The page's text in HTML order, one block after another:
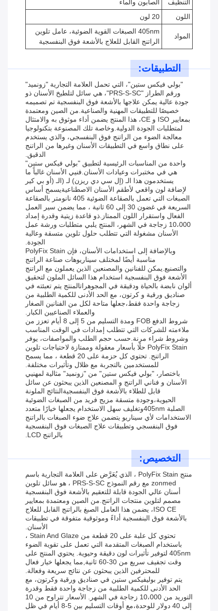
التنظيف
الصابون والماء
اللون
20 لون
المواد
405nm الصبغات القوية الضوئية، عامل تلوين
الراتنج القابل للعلاج بالأشعة فوق البنفسجية
التطبيقات:
"بولي فيكس ستين"، التي تحمل العلامة التجارية "زونميد"
ورقم الطراز "PRS-S-SC"، هي سائل لتلطيخ الأسنان ذو
جودة عالية يمكن علاجها بالأشعة فوق البنفسجية تم تصميمه
خصيصًا للتطبيقات المهنية والصناعية.من الصين ومعتمدة
بمعايير ISO و CE، هذا المنتج يضمن أداء موثوق به والامتثال
لمتطلبات الجودة الدولية.وخاصة تلك المصنوعة بتكنولوجيا
معالجة الضوء من الراتنج فوق البنفسجي، والذي يستخدم
على نطاق واسع في التطبيقات الأسنان وغيرها من الراتنج
الدقيق.
واحدة من المناسبات الرئيسية لتطبيق "بولي فيكس ستين"
هي في مختبرات وعيادات الأسنان.فنيي الأسنان غالباً ما
يستخدمون هذا الـ (إل سي دي ريزن) لـ (الـ (أو بي كير
لإضافة لون واقعي لأطقم الأسنان الاصطناعيةيسمح أساس
الصبغات التي تعمل بالصقاعة الضوئية 405 نانومتر بالصقاعة
السريعة في غضون 30 إلى 60 ثانية ، مما يضمن سير العمل
الفعال واستقرار اللون الممتاز.ذو قاعدة زيتية وقدرة إمداد
10،000 زجاجة في الشهر، المنتج يلبي متطلبات ورشة عمل
الأسنان مشغولة التي تتطلب حلول تلوين متسقة وعالية
الجودة.
وبالإضافة إلى استخدامات الأسنان، فإن PolyFix Stain
مناسبة أيضًا لمختلف سيناريوهات صناعة الراتنج
والتصنيع.يمكن للفنانين والمصنعين الذين يعملون مع الراتنج
الأشعة فوق البنفسجية استخدام هذا السائل الملون لتحقيق
ألوان نابضة بالحياة ودقيقة في المجوهراتالمنتج يتم تعبئته في
صناديق ورقية و كرتون، مع الحد الأدنى للكمية الطلبية من
زجاجة واحدة فقط،جعلها متاحة لكل من الفنانين الصغار
والعملاء الصناعيين الكبار.
شروط الدفع FOB ومدة التسليم من 5 إلى 8 أيام تعزز من
ملاءمته للشركات التي تتطلب إمدادات في الوقت المناسب
وشروط شراء مرنة.حسب حجم الطلب والمواصفات، يوفر
PolyFix Stain حلًا بأسعار معقولة وممتازة لاحتياجات تلوين
الراتنج. تحتوي كل حزمة على 20 قطعة ، مما يسمح
للمستخدمين بالتجربة مع ظلال وتأثيرات مختلفة.
باختصار، "بولي فيكس ستين" من "زونميد" مثالية لمهنيي
الأسنان و فناني الراتنج و المصنعين الذين يبحثون عن سائل
قابل للطلاء بالأشعة فوق البنفسجيةالنتائج الملونة
الحيوية،وجودة متسقة مزيج فريد من الصبغات الضوئية
الصلبة 405nmوتغليف سهل الاستخدام يجعلها خيارًا متعدد
الاستخدامات لأي سيناريو يتضمن علاج ضوء الصبغات بالراتنج
فوق البنفسجي وتطبيقات علاج الصبغات فوق البنفسجية
بالراتنج LCD.
التخصيص:
منتج PolyFix Stain ، الذي يُعَرَّض على العلامة التجارية باسم
zonmed مع رقم النموذج PRS-S-SC ، هو سائل تلوين
أسنان عالي الجودة قابلة للتعقيم بالأشعة فوق البنفسجية
مصمم لتلوين منتجات الراتنج.من الصين ومعتمدة بمعايير
ISO CE، يضمن هذا العامل الصبغ بالراتنج القابل للعلاج
بالأشعة فوق البنفسجية أداءً وموثوقية متفوقة في تطبيقات
الأسنان.
تحتوي كل علبة على 20 قطعة من Stain And Glaze ،
باستخدام الصبغات المتقدمة التي تعمل على تقوية الضوء
405nm لتوفير تأثيرات لون دقيقة وحيوية. يحتوي المنتج على
وقت تجفيف سريع من 30-60 ثانية,مما يجعلها خيار فعال
للمحترفين الذين يبحثون عن نتائج سريعة وفعالة.
يتم توفير بوليفيكس ستين في صناديق ورقية وكرتون، مع
الحد الأدنى للكمية الطلبية من زجاجة واحدة فقط وقدرة
التوريد من 10،000 زجاجة في الشهر. الأسعار تتراوح من 10
إلى 40 دولار للوحدة،مع أوقات التسليم بين 5-8 أيام في ظل